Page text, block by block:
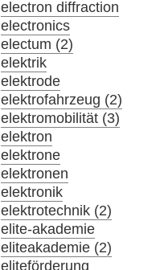
electron diffraction
electronics
electum (2)
elektrik
elektrode
elektrofahrzeug (2)
elektromobilität (3)
elektron
elektrone
elektronen
elektronik
elektrotechnik (2)
elite-akademie
eliteakademie (2)
eliteförderung